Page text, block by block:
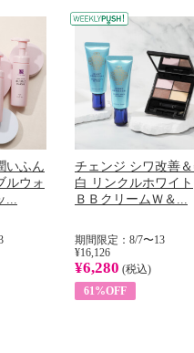
いふん
ルウォ
...
チェンジ シワ改善
白 リンクルホワイト
ＢＢクリームＷ＆...
期間限定：8/7〜13
¥16,126
¥6,280 (税込)
61%OFF